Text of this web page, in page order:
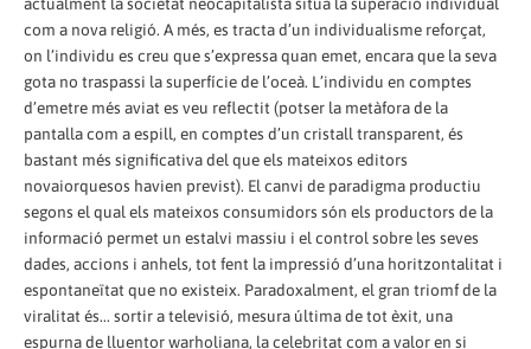
actualment la societat neocapitalista situa la superació individual
com a nova religió. A més, es tracta d’un individualisme reforçat,
on l’individu es creu que s’expressa quan emet, encara que la seva
gota no traspassi la superfície de l’oceà. L’individu en comptes
d’emetre més aviat es veu reflectit (potser la metàfora de la
pantalla com a espill, en comptes d’un cristall transparent, és
bastant més significativa del que els mateixos editors
novaiorquesos havien previst). El canvi de paradigma productiu
segons el qual els mateixos consumidors són els productors de la
informació permet un estalvi massiu i el control sobre les seves
dades, accions i anhels, tot fent la impressió d’una horitzontalitat i
espontaneïtat que no existeix. Paradoxalment, el gran triomf de la
viralitat és... sortir a televisió, mesura última de tot èxit, una
espurna de lluentor warholiana, la celebritat com a valor en si